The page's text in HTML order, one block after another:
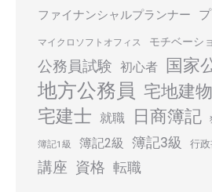
ファイナンシャルプランナー
マイクロソフトオフィス モチベーシ
公務員試験 初心者 国家
地方公務員 宅地建
宅建士 就職 日商簿記
簿記1級 簿記2級 簿記3級 行
講座 資格 転職